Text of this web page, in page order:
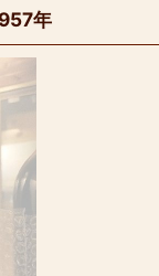
年